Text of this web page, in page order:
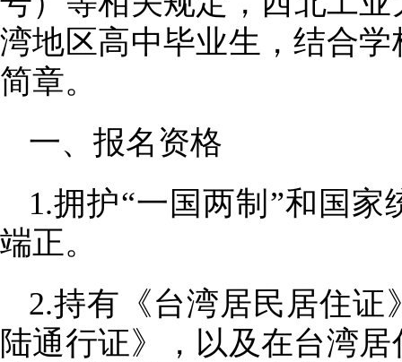
湾地区高中毕业生，结合
简章。
一、报名资格
1.拥护“一国两制”和国
端正。
2.持有《台湾居民居住
陆通行证》，以及在台湾